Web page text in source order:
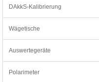
DAkkS-Kalibrierung
Wägetische
Auswertegeräte
Polarimeter